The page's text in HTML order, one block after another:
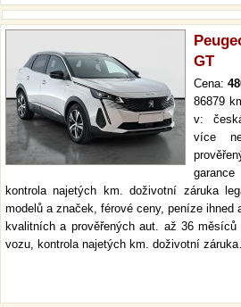
GT
Cena:
86879
v:
více
kontrola najetých km. doživotní záruka
modelů a značek, férové ceny, peníze
kvalitních a prověřených aut. až 36
vozu, kontrola najetých km. doživotní